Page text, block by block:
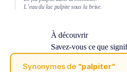
L’eau du lac palpite sous la brise.
À découvrir
Savez-vous ce que
Synonymes de “palpiter“